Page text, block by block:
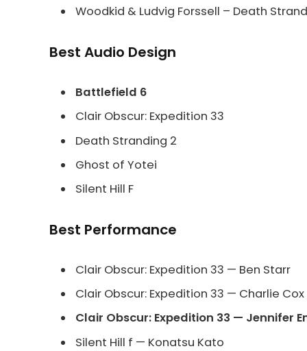
Woodkid & Ludvig Forssell – Death
Best Audio Design
Battlefield 6
Clair Obscur: Expedition 33
Death Stranding 2
Ghost of Yotei
Silent Hill F
Best Performance
Clair Obscur: Expedition 33 — Ben Starr
Clair Obscur: Expedition 33 — Charlie Cox
Clair Obscur: Expedition 33 — Jennifer
Silent Hill f — Konatsu Kato